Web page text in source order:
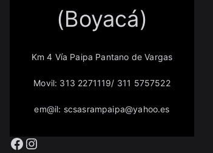
(Boyacá)
Km 4 Vía Paipa Pantano de Vargas
Movil: 313 2271119/ 311 5757522
em@il: scsasrampaipa@yahoo.es
Facebook
Instagram